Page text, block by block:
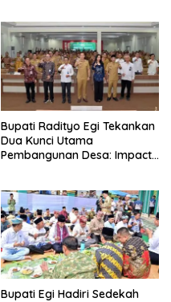
Bupati Radityo Egi Tekankan
Dua Kunci Utama
Pembangunan Desa: Impact
Bupati Egi Hadiri Sedekah